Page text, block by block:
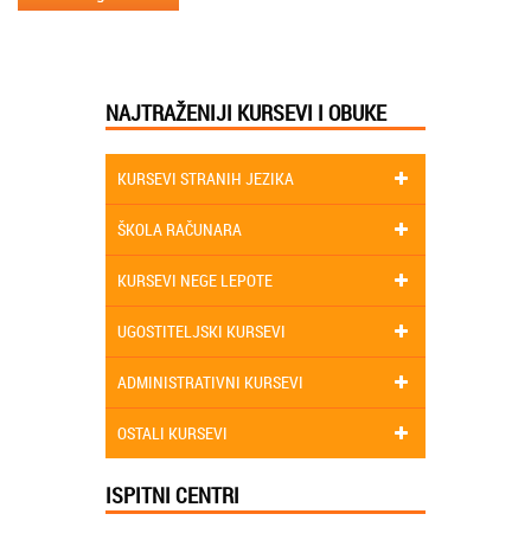
NAJTRAŽENIJI KURSEVI I OBUKE
KURSEVI STRANIH JEZIKA
ŠKOLA RAČUNARA
KURSEVI NEGE LEPOTE
UGOSTITELJSKI KURSEVI
ADMINISTRATIVNI KURSEVI
OSTALI KURSEVI
ISPITNI CENTRI